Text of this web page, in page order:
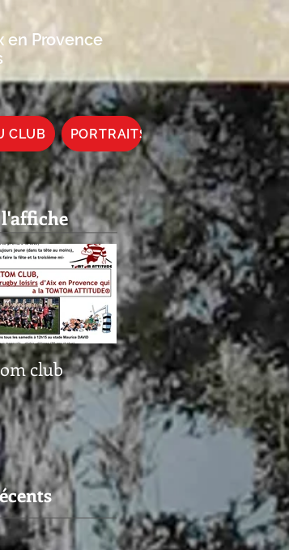
en Provence
CLUB PORTRAITS DE JOUEUR
l'affiche
club